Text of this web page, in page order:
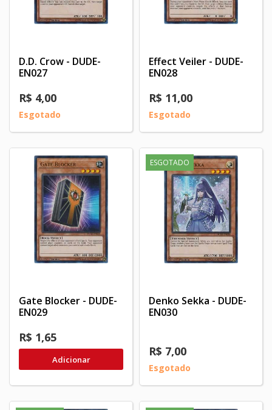
D.D. Crow - DUDE-
EN027
R$ 4,00
Esgotado
Effect Veiler - DUDE-
EN028
R$ 11,00
Esgotado
Gate Blocker - DUDE-
EN029
R$ 1,65
Adicionar
ESGOTADO
Denko Sekka - DUDE-
EN030
R$ 7,00
Esgotado